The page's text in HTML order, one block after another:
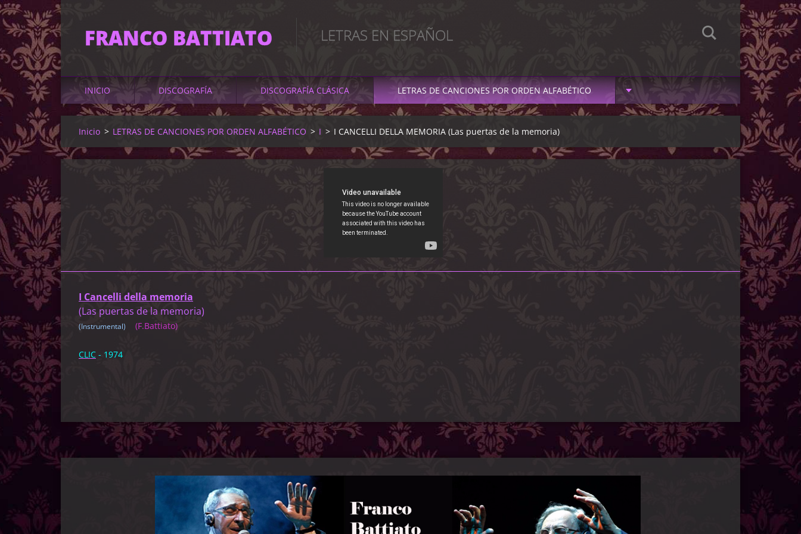
FRANCO BATTIATO LETRAS EN ESPAÑOL
INICIO DISCOGRAFÍA DISCOGRAFÍA CLÁSICA LETRAS DE CANCIONES POR ORDEN ALFABÉTICO
Inicio > LETRAS DE CANCIONES POR ORDEN ALFABÉTICO > I > I CANCELLI DELLA MEMORIA (Las puertas de la memoria)
I Cancelli della memoria
(Las puertas de la memoria)
(Instrumental) (F.Battiato)
CLIC - 1974